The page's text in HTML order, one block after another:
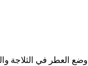
العطر في